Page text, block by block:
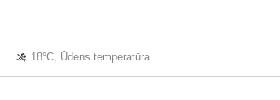
18°C, Ūdens temperatūra